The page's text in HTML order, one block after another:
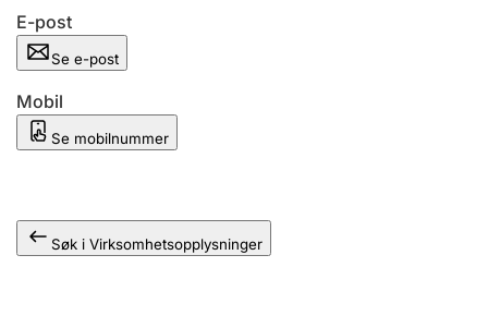
Andre tema
E-post
Se e-post
Mobil
Se mobilnummer
Søk i Virksomhetsopplysninger